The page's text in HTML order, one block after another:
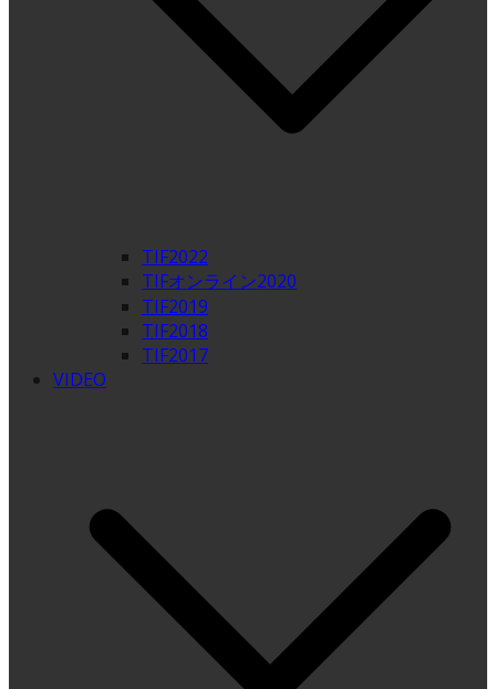
TIF2022
TIFオンライン2020
TIF2019
TIF2018
TIF2017
VIDEO